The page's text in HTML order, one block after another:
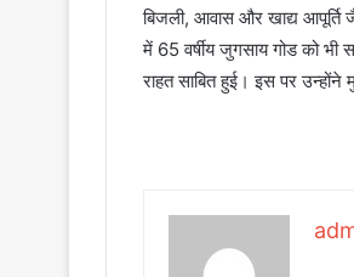
बिजली, आवास और खाद्य आपूर्ति
में 65 वर्षीय जुगसाय गोड को भी
राहत साबित हुई। इस पर उन्होंने